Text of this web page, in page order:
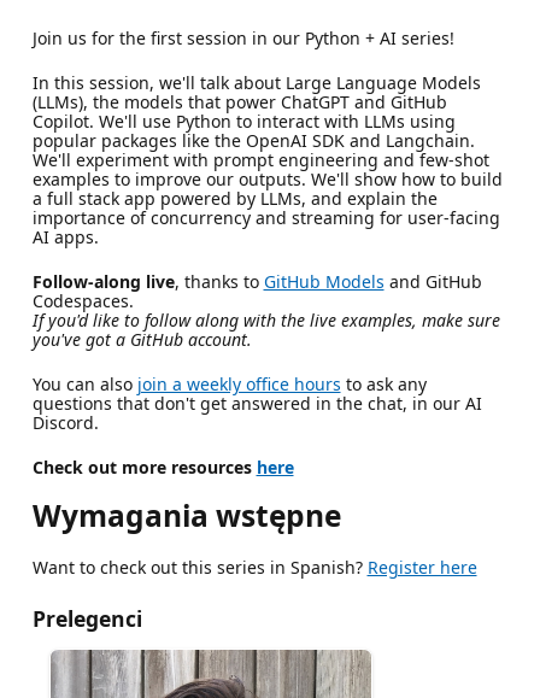
Join us for the first session in our Python + AI series!
In this session, we'll talk about Large Language Models
(LLMs), the models that power ChatGPT and GitHub
Copilot. We'll use Python to interact with LLMs using
popular packages like the OpenAI SDK and Langchain.
We'll experiment with prompt engineering and few-shot
examples to improve our outputs. We'll show how to build
a full stack app powered by LLMs, and explain the
importance of concurrency and streaming for user-facing
AI apps.
Follow-along live, thanks to GitHub Models and GitHub
Codespaces.
If you'd like to follow along with the live examples, make sure
you've got a GitHub account.
You can also join a weekly office hours to ask any
questions that don't get answered in the chat, in our AI
Discord.
Check out more resources here
Wymagania wstępne
Want to check out this series in Spanish? Register here
Prelegenci